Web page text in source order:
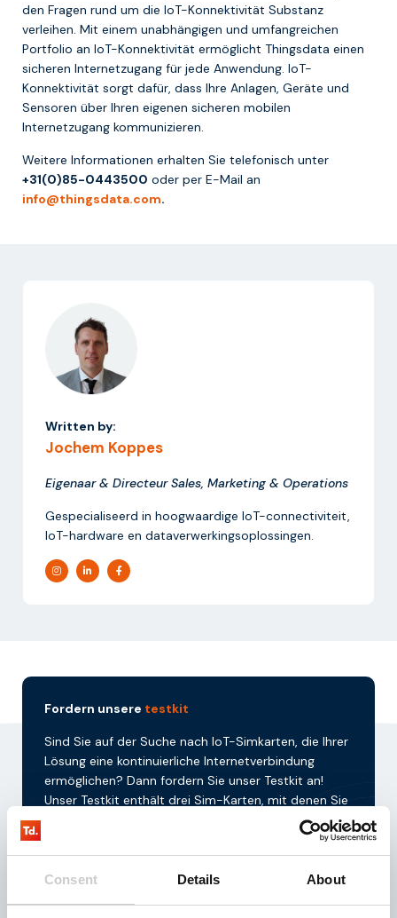
Consent Details About
den Fragen rund um die IoT-Konnektivität Substanz
verleihen. Mit einem unabhängigen und umfangreichen
Portfolio an IoT-Konnektivität ermöglicht Thingsdata einen
sicheren Internetzugang für jede Anwendung. IoT-
Konnektivität sorgt dafür, dass Ihre Anlagen, Geräte und
Sensoren über Ihren eigenen sicheren mobilen
Internetzugang kommunizieren.
Weitere Informationen erhalten Sie telefonisch unter
+31(0)85-0443500 oder per E-Mail an
info@thingsdata.com.
Written by:
Jochem Koppes
Eigenaar & Directeur Sales, Marketing & Operations
Gespecialiseerd in hoogwaardige IoT-connectiviteit,
IoT-hardware en dataverwerkingsoplossingen.
Fordern unsere testkit
Sind Sie auf der Suche nach IoT-Simkarten, die Ihrer
Lösung eine kontinuierliche Internetverbindung
ermöglichen? Dann fordern Sie unser Testkit an!
Unser Testkit enthält drei Sim-Karten, mit denen Sie
drei Monate lang kostenlos 100 MB testen können.